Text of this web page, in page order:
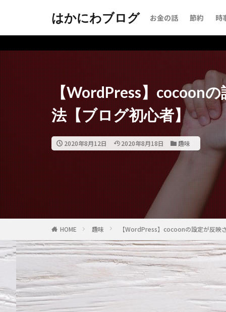
はかにわブログ お金の話 節約 時
【WordPress】cocoon
法【ブログ初心者】
2020年8月12日 2020年8月18日 趣味
HOME 趣味 【WordPress】cocoonの設定が反映